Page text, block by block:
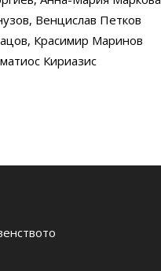
, Венцислав Петков
, Красимир Маринов
Кириазис